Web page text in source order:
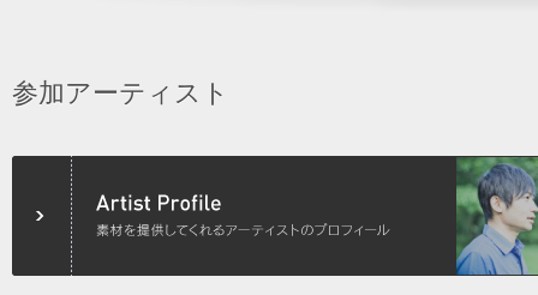
参加アーティスト